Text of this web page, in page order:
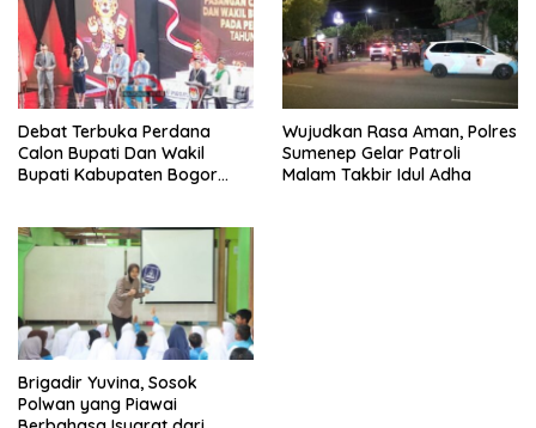
Debat Terbuka Perdana
Calon Bupati Dan Wakil
Bupati Kabupaten Bogor
Wujudkan Rasa Aman, Polres
Sumenep Gelar Patroli
Malam Takbir Idul Adha
Brigadir Yuvina, Sosok
Polwan yang Piawai